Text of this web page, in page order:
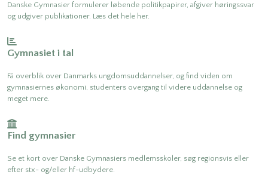
Danske Gymnasier vil forme fremtidens samfund
ved at give gymnasierne gode rammer til at danne
Gymnasier, at uddannelse betragtes som en
samfundet.
Danske Gymnasier formulerer løbende politikpapirer, afgiver høringssvar
og udgiver publikationer. Læs det hele her.
Gymnasiet i tal
Få overblik over Danmarks ungdomsuddannelser, og find viden om
gymnasiernes økonomi, studenters overgang til videre uddannelse og
meget mere.
Find gymnasier
Se et kort over Danske Gymnasiers medlemsskoler, søg regionsvis eller
efter stx- og/eller hf-udbydere.